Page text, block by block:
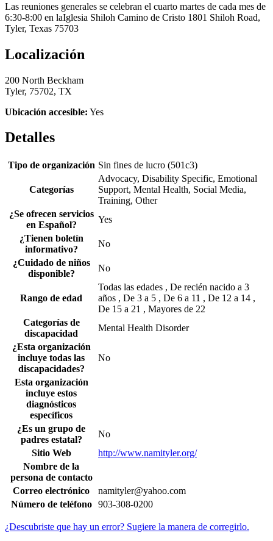
Las reuniones generales se celebran el cuarto martes de cada mes de
6:30-8:00 en laIglesia Shiloh Camino de Cristo 1801 Shiloh Road,
Tyler, Texas 75703
Localización
200 North Beckham
Tyler, 75702, TX
Ubicación accesible: Yes
Detalles
Tipo de organización Sin fines de lucro (501c3)
Categorías
Advocacy, Disability Specific, Emotional
Support, Mental Health, Social Media,
Training, Other
¿Se ofrecen servicios
en Español?
Yes
¿Tienen boletín
informativo?
No
¿Cuidado de niños
disponible?
No
Rango de edad
Todas las edades , De recién nacido a 3
años , De 3 a 5 , De 6 a 11 , De 12 a 14 ,
De 15 a 21 , Mayores de 22
Categorías de
discapacidad
Mental Health Disorder
¿Esta organización
incluye todas las
discapacidades?
No
Esta organización
incluye estos
diagnósticos
específicos
¿Es un grupo de
padres estatal?
No
Sitio Web
http://www.namityler.org/
Nombre de la
persona de contacto
Correo electrónico
namityler@yahoo.com
Número de teléfono
903-308-0200
¿Descubriste que hay un error? Sugiere la manera de corregirlo.